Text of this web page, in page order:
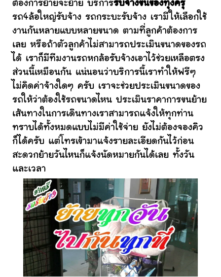
ต้องการย้ายจะย้าย บริการรับจ้างขนของทุ่งครุ
รถ4ล้อใหญ่รับจ้าง รถกระบะรับจ้าง เรามีให้เลือกใช้
งานกันหลายแบบหลายขนาด ตามที่ลูกค้าต้องการ
เลย หรือถ้าตัวลูกค้าไม่สามารถประเมินขนาดของรถ
ได้ เราก็มีทีมงานรถหกล้อรับจ้างเอาไว้ช่วยเหลือตรง
ส่วนนี้เหมือนกัน แน่นอนว่าบริการนี้เราทำให้ฟรีๆ
ไม่คิดค่าจ้างใดๆ ครับ เราจะช่วยประเมินขนาดของ
รถให้ว่าต้องใช้รถขนาดไหน ประเมินราคาการขนย้าย
เส้นทางในการเดินทางเราสามารถแจ้งให้ทุกท่าน
ทราบได้ทั้งหมดแบบไม่มีค่าใช้จ่าย ยังไม่ต้องจองคิว
ก็ได้ครับ แต่โทรเข้ามาแจ้งรายละเอียดกันไว้ก่อน
สะดวกย้ายวันไหนก็แจ้งนัดหมายกันได้เลย ทั้งวัน
และเวลา